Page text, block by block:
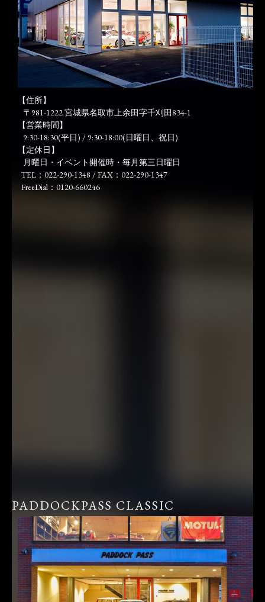
【住所】
〒981-1222 宮城県名取市上余田字千刈田834-1
【営業時間】
9:30-18:30(平日) / 9:30-18:00(日曜日、祝日)
【定休日】
月曜日・イベント開催時・毎月第三日曜日
TEL：022-290-1348 / FAX：022-290-1347
FreeDial：0120-660246
PADDOCKPASS CLASSIC